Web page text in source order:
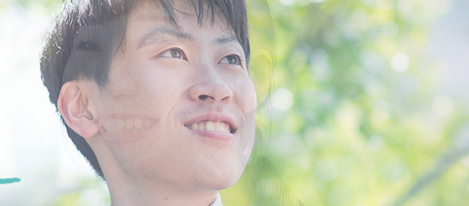
売買課 えひめレスQセンター
オフィスツアー agent Awards
キャリア採用